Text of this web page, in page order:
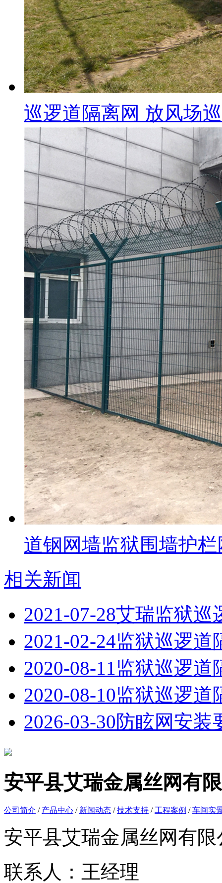
巡逻道隔离网 放风场
道钢网墙监狱围墙护
相关新闻
2021-07-28艾瑞监狱巡
2021-02-24监狱巡逻道
2020-08-11监狱巡逻道
2020-08-10监狱巡逻道
2026-03-30防眩网安装
安平县艾瑞金属丝网有
公司简介 / 产品中心 / 新闻动态 /技术支持 / 工程案例 /车间实
安平县艾瑞金属丝网有限
联系人：王经理